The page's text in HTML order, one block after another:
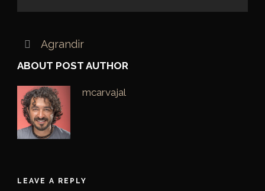
Agrandir
ABOUT POST AUTHOR
mcarvajal
LEAVE A REPLY